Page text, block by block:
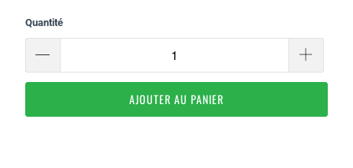
Quantité
AJOUTER AU PANIER